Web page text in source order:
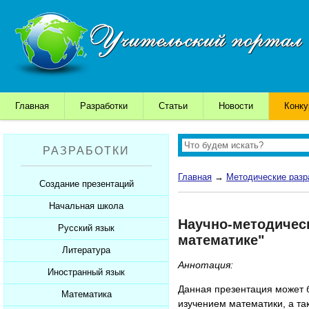
Главная Разработки Статьи Новости
РАЗРАБОТКИ
Создание презентаций
Шаблоны для презентаций
Советы начинающим
Советы дедушки
К презентации...
Начальная школа
Уроки
Презентации
Мультимедийные тесты
Печатные тесты
Русский язык
Уроки
Презентации
Мультимедийные тесты
Литература
Уроки
Презентации
Иностранный язык
Уроки
Математика
Главная → Методические
Научно-
математике"
Аннотация:
Данная презентация может
изучением математики, а